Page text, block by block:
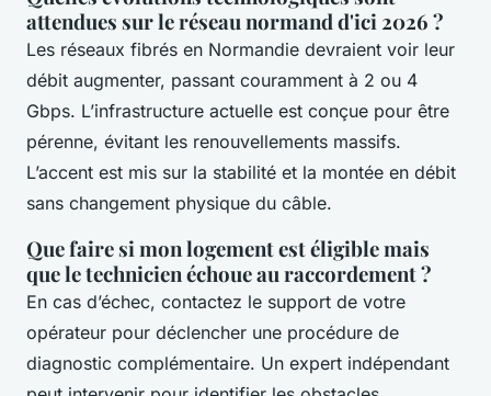
attendues sur le réseau normand d'ici 2026 ?
Les réseaux fibrés en Normandie devraient voir leur
débit augmenter, passant couramment à 2 ou 4
Gbps. L’infrastructure actuelle est conçue pour être
pérenne, évitant les renouvellements massifs.
L’accent est mis sur la stabilité et la montée en débit
sans changement physique du câble.
Que faire si mon logement est éligible mais
que le technicien échoue au raccordement ?
En cas d’échec, contactez le support de votre
opérateur pour déclencher une procédure de
diagnostic complémentaire. Un expert indépendant